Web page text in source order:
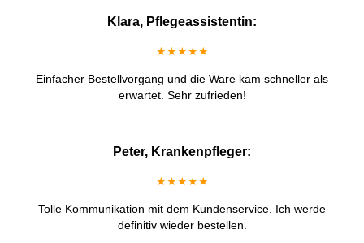
Klara, Pflegeassistentin:
★★★★★
Einfacher Bestellvorgang und die Ware kam schneller als
erwartet. Sehr zufrieden!
Peter, Krankenpfleger:
★★★★★
Tolle Kommunikation mit dem Kundenservice. Ich werde
definitiv wieder bestellen.